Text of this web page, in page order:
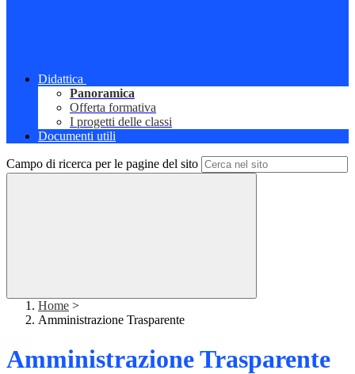
Didattica
Panoramica
Offerta formativa
I progetti delle classi
Documenti utili
Campo di ricerca per le pagine del sito
Home >
Amministrazione Trasparente
Amministrazione Trasparente